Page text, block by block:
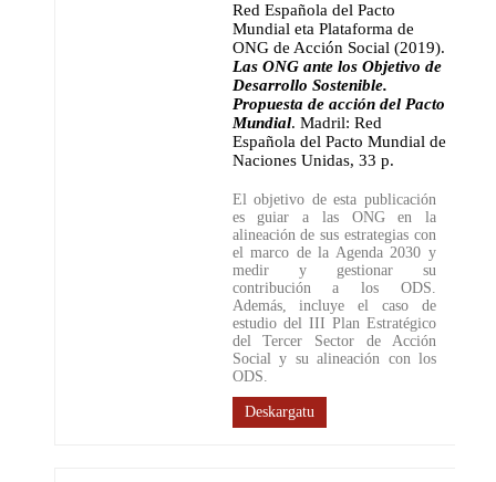
Red Española del Pacto
Mundial eta Plataforma de
ONG de Acción Social (2019).
Las ONG ante los Objetivo de
Desarrollo Sostenible.
Propuesta de acción del Pacto
Mundial. Madril: Red
Española del Pacto Mundial de
Naciones Unidas, 33 p.
El objetivo de esta publicación
es guiar a las ONG en la
alineación de sus estrategias con
el marco de la Agenda 2030 y
medir y gestionar su
contribución a los ODS.
Además, incluye el caso de
estudio del III Plan Estratégico
del Tercer Sector de Acción
Social y su alineación con los
ODS.
Deskargatu